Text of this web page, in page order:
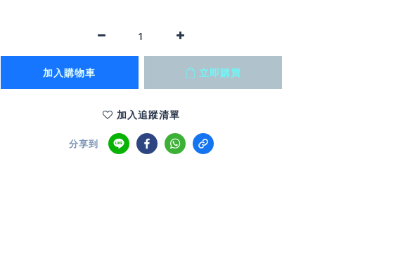
加入購物車 立即購買
加入追蹤清單
分享到